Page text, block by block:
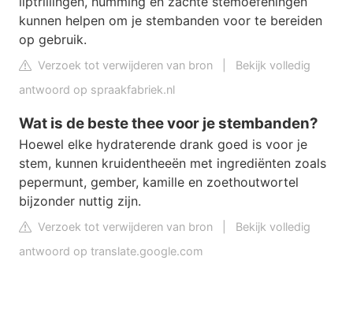
kunnen helpen om je stembanden voor te bereiden
op gebruik.
Verzoek tot verwijderen van bron
Bekijk volledig
antwoord op spraakfabriek.nl
Wat is de beste thee voor je stembanden?
Hoewel elke hydraterende drank goed is voor je
stem, kunnen kruidentheeën met ingrediënten zoals
pepermunt, gember, kamille en zoethoutwortel
bijzonder nuttig zijn.
Verzoek tot verwijderen van bron
Bekijk volledig
antwoord op translate.google.com